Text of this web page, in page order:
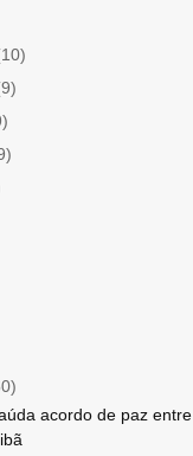
acordo de paz entre